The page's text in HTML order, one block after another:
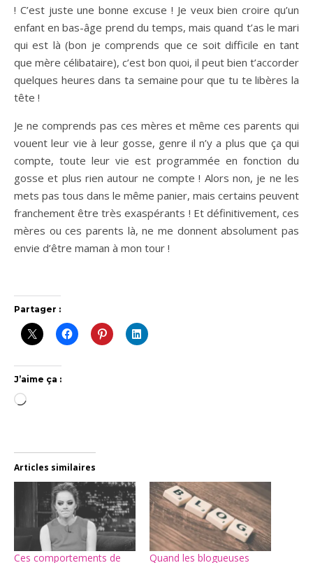
! C’est juste une bonne excuse ! Je veux bien croire qu’un
enfant en bas-âge prend du temps, mais quand t’as le mari
qui est là (bon je comprends que ce soit difficile en tant
que mère célibataire), c’est bon quoi, il peut bien t’accorder
quelques heures dans ta semaine pour que tu te libères la
tête !
Je ne comprends pas ces mères et même ces parents qui
vouent leur vie à leur gosse, genre il n’y a plus que ça qui
compte, toute leur vie est programmée en fonction du
gosse et plus rien autour ne compte ! Alors non, je ne les
mets pas tous dans le même panier, mais certains peuvent
franchement être très exaspérants ! Et définitivement, ces
mères ou ces parents là, ne me donnent absolument pas
envie d’être maman à mon tour !
Partager :
J’aime ça :
Chargement…
Articles similaires
Ces comportements de Quand les blogueuses